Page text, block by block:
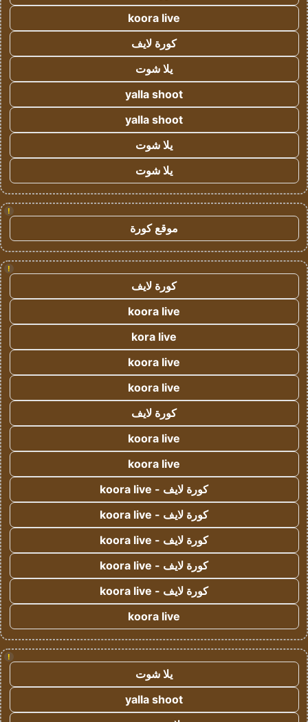
koora live
كورة لايف
يلا شوت
yalla shoot
yalla shoot
يلا شوت
يلا شوت
!
موقع كورة
!
كورة لايف
koora live
kora live
koora live
koora live
كورة لايف
koora live
koora live
كورة لايف - koora live
كورة لايف - koora live
كورة لايف - koora live
كورة لايف - koora live
كورة لايف - koora live
koora live
!
يلا شوت
yalla shoot